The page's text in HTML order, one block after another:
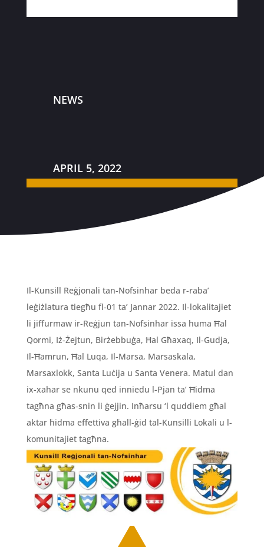
NEWS
APRIL 5, 2022
Il-Kunsill Reġjonali tan-Nofsinhar beda r-raba’
leġiżlatura tiegħu fl-01 ta’ Jannar 2022. Il-lokalitajiet
li jiffurmaw ir-Reġjun tan-Nofsinhar issa huma Ħal
Qormi, Iż-Żejtun, Birżebbuġa, Ħal Għaxaq, Il-Gudja,
Il-Ħamrun, Ħal Luqa, Il-Marsa, Marsaskala,
Marsaxlokk, Santa Luċija u Santa Venera. Matul dan
ix-xahar se nkunu qed inniedu l-Pjan ta’ Ħidma
tagħna għas-snin li ġejjin. Inħarsu ‘l quddiem għal
aktar ħidma effettiva għall-ġid tal-Kunsilli Lokali u l-
komunitajiet tagħna.